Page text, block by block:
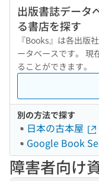
出版書誌データ
る書店を探す
『Books』は各出版
ータベースです。 現
ることができます。
別の方法で探す
日本の古本屋
Google Book
障害者向け